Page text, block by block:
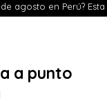
agosto en Perú?
a punto